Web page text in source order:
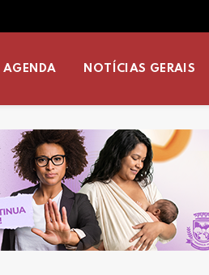
AGENDA NOTÍCIAS GERAIS